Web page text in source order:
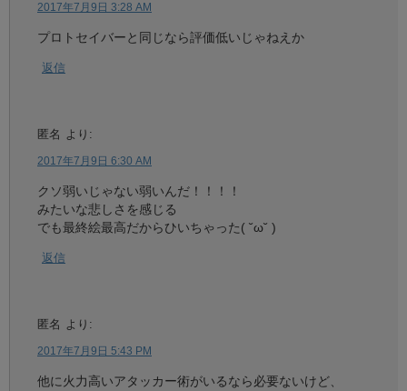
2017年7月9日 3:28 AM
プロトセイバーと同じなら評価低いじゃねえか
返信
匿名 より:
2017年7月9日 6:30 AM
クソ弱いじゃない弱いんだ！！！！
みたいな悲しさを感じる
でも最終絵最高だからひいちゃった( ˘ω˘ )
返信
匿名 より:
2017年7月9日 5:43 PM
他に火力高いアタッカー術がいるなら必要ないけど、